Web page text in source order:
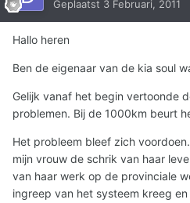
Geplaatst 3 Februari, 2011
Hallo heren
Ben de eigenaar van de kia soul
Gelijk vanaf het begin vertoonde
problemen. Bij de 1000km beurt
Het probleem bleef zich
mijn vrouw de schrik van haar
van haar werk op de provinciale
ingreep van het systeem kreeg